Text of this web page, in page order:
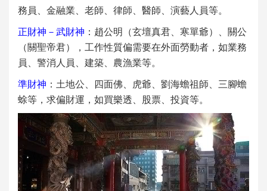
務員、金融業、老師、律師、醫師、演藝人員等。
正財神－武財神 ：趙公明（玄壇真君、寒單爺）、關公
（關聖帝君），工作性質偏需要在外面勞動者，如業務
員、警消人員、建築、農漁業等。
準財神 ：土地公、四面佛、虎爺、劉海蟾祖師、三腳蟾
蜍等，求偏財運，如買樂透、股票、投資等。